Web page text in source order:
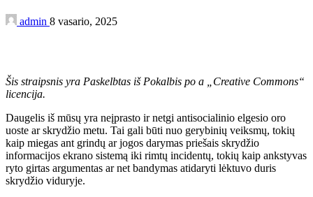
admin 8 vasario, 2025
Šis straipsnis yra Paskelbtas iš Pokalbis po a
„Creative Commons“
licencija.
Daugelis iš mūsų yra neįprasto ir netgi antisocialinio elgesio oro
uoste ar skrydžio metu. Tai gali būti nuo gerybinių veiksmų, tokių
kaip miegas ant grindų ar jogos darymas priešais skrydžio
informacijos ekrano sistemą iki rimtų incidentų, tokių kaip ankstyvas
ryto girtas argumentas ar net bandymas atidaryti lėktuvo duris
skrydžio viduryje.